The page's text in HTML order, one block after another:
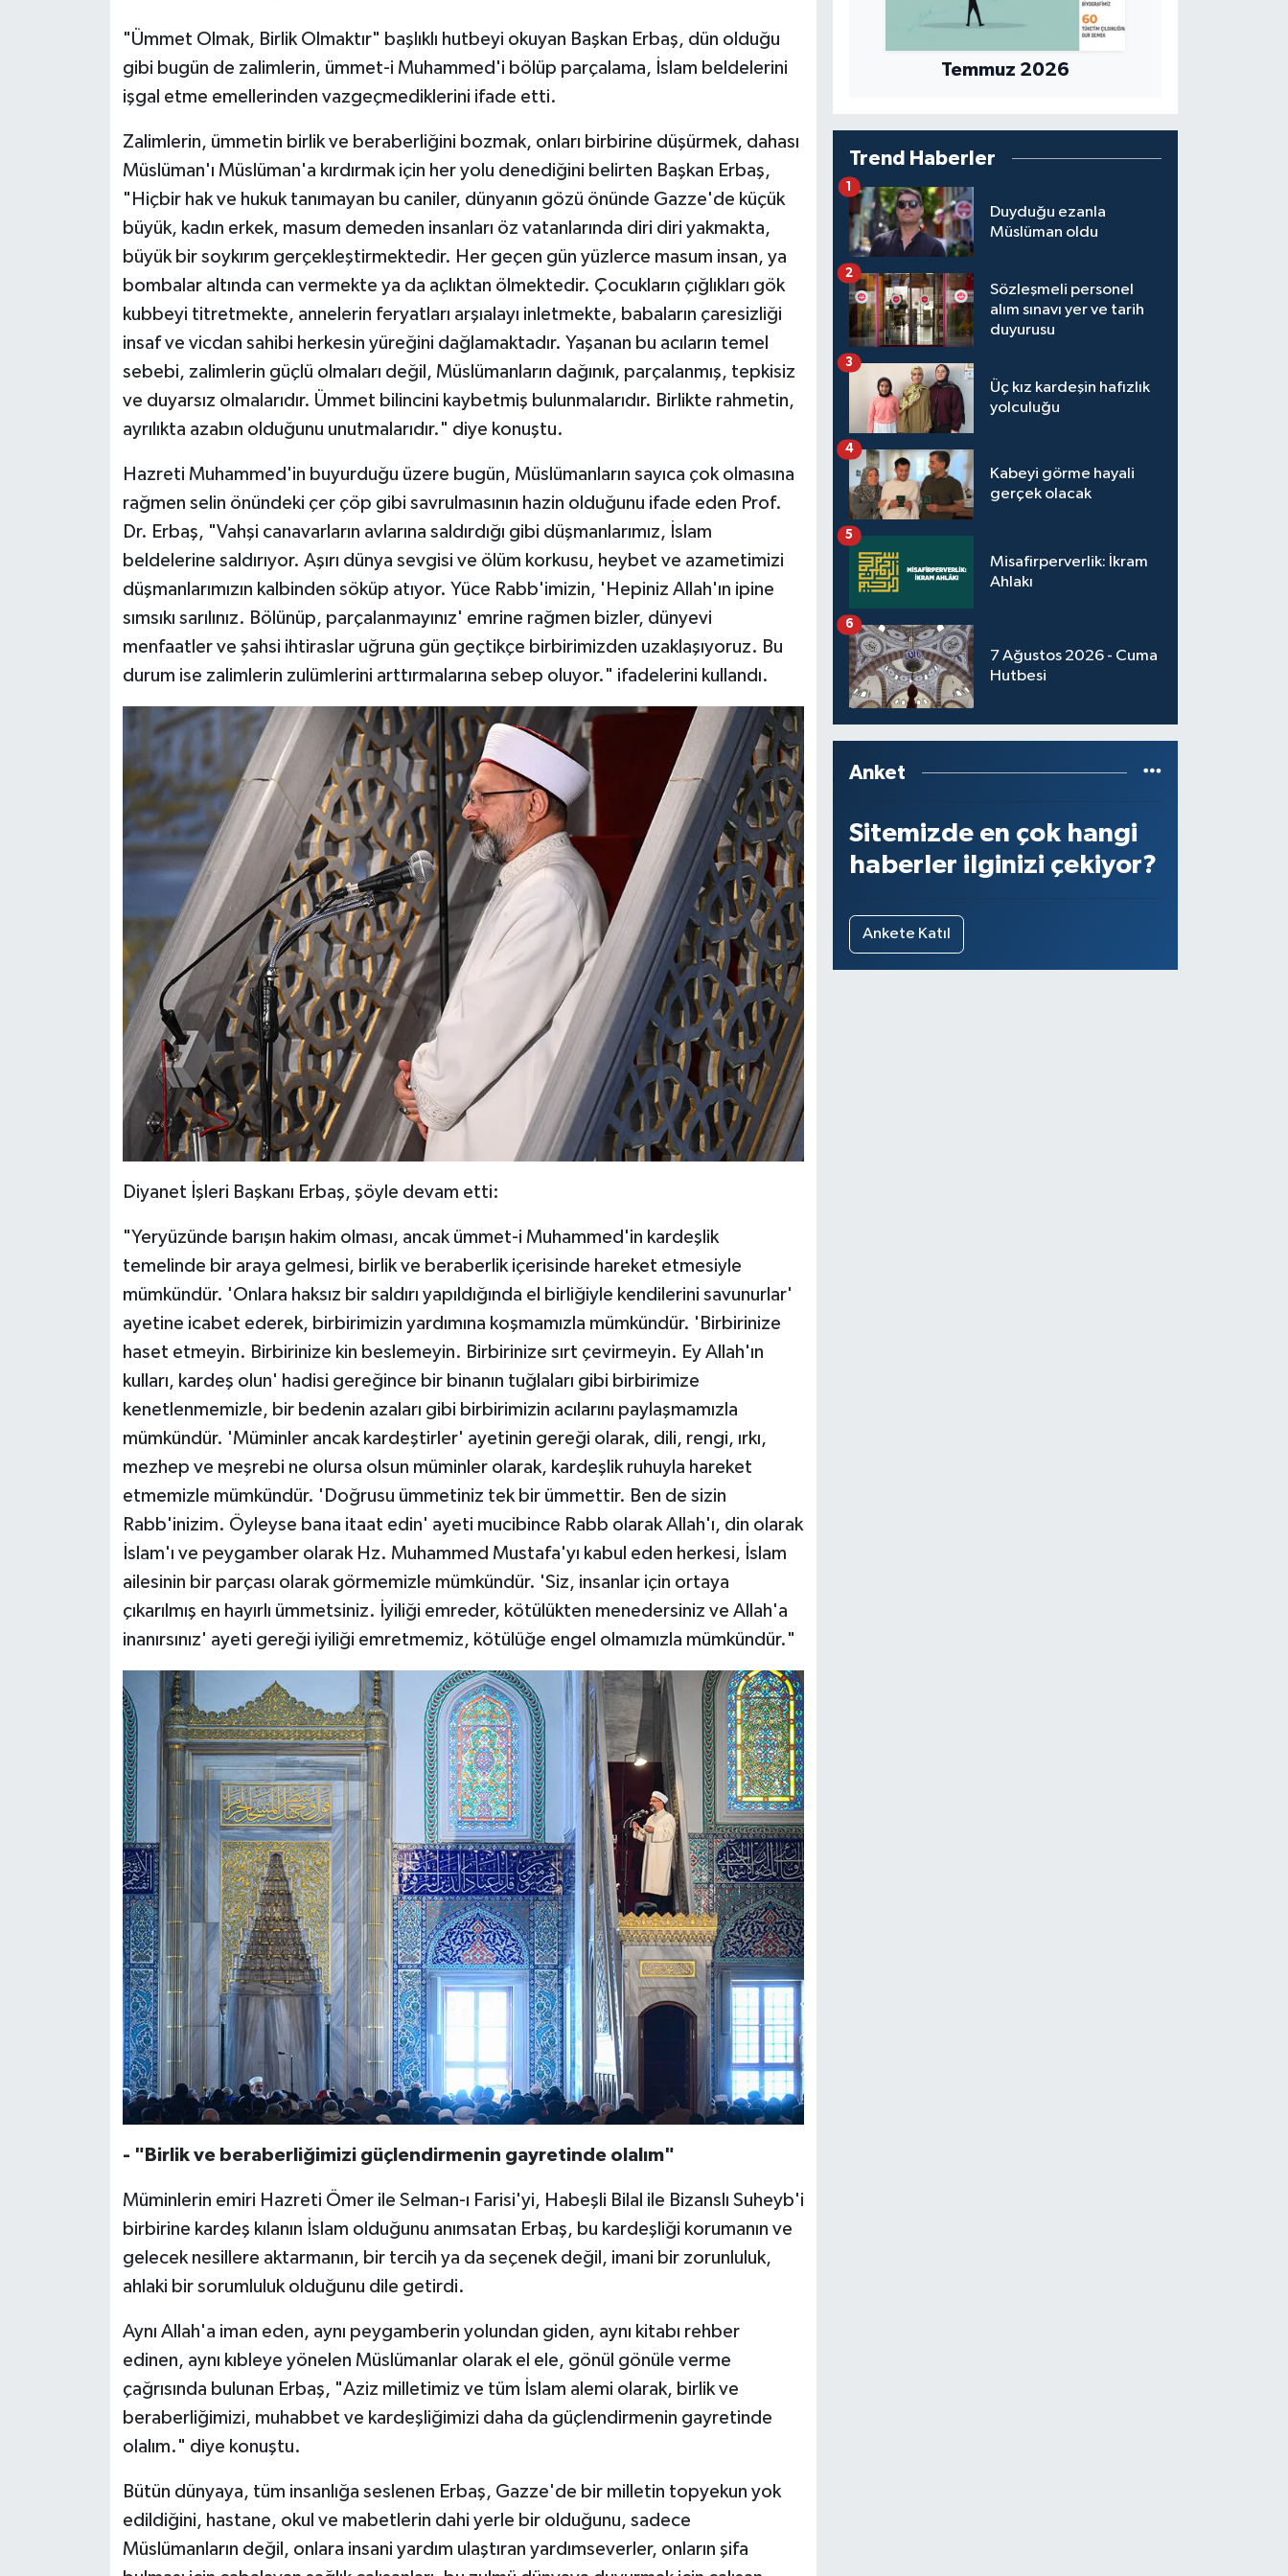
"Ümmet Olmak, Birlik Olmaktır" başlıklı hutbeyi okuyan Başkan Erbaş, dün olduğu
gibi bugün de zalimlerin, ümmet-i Muhammed'i bölüp parçalama, İslam beldelerini
işgal etme emellerinden vazgeçmediklerini ifade etti.
Zalimlerin, ümmetin birlik ve beraberliğini bozmak, onları birbirine düşürmek, dahası
Müslüman'ı Müslüman'a kırdırmak için her yolu denediğini belirten Başkan Erbaş,
"Hiçbir hak ve hukuk tanımayan bu caniler, dünyanın gözü önünde Gazze'de küçük
büyük, kadın erkek, masum demeden insanları öz vatanlarında diri diri yakmakta,
büyük bir soykırım gerçekleştirmektedir. Her geçen gün yüzlerce masum insan, ya
bombalar altında can vermekte ya da açlıktan ölmektedir. Çocukların çığlıkları gök
kubbeyi titretmekte, annelerin feryatları arşıalayı inletmekte, babaların çaresizliği
insaf ve vicdan sahibi herkesin yüreğini dağlamaktadır. Yaşanan bu acıların temel
sebebi, zalimlerin güçlü olmaları değil, Müslümanların dağınık, parçalanmış, tepkisiz
ve duyarsız olmalarıdır. Ümmet bilincini kaybetmiş bulunmalarıdır. Birlikte rahmetin,
ayrılıkta azabın olduğunu unutmalarıdır." diye konuştu.
Hazreti Muhammed'in buyurduğu üzere bugün, Müslümanların sayıca çok olmasına
rağmen selin önündeki çer çöp gibi savrulmasının hazin olduğunu ifade eden Prof.
Dr. Erbaş, "Vahşi canavarların avlarına saldırdığı gibi düşmanlarımız, İslam
beldelerine saldırıyor. Aşırı dünya sevgisi ve ölüm korkusu, heybet ve azametimizi
düşmanlarımızın kalbinden söküp atıyor. Yüce Rabb'imizin, 'Hepiniz Allah'ın ipine
sımsıkı sarılınız. Bölünüp, parçalanmayınız' emrine rağmen bizler, dünyevi
menfaatler ve şahsi ihtiraslar uğruna gün geçtikçe birbirimizden uzaklaşıyoruz. Bu
durum ise zalimlerin zulümlerini arttırmalarına sebep oluyor." ifadelerini kullandı.
Diyanet İşleri Başkanı Erbaş, şöyle devam etti:
"Yeryüzünde barışın hakim olması, ancak ümmet-i Muhammed'in kardeşlik
temelinde bir araya gelmesi, birlik ve beraberlik içerisinde hareket etmesiyle
mümkündür. 'Onlara haksız bir saldırı yapıldığında el birliğiyle kendilerini savunurlar'
ayetine icabet ederek, birbirimizin yardımına koşmamızla mümkündür. 'Birbirinize
haset etmeyin. Birbirinize kin beslemeyin. Birbirinize sırt çevirmeyin. Ey Allah'ın
kulları, kardeş olun' hadisi gereğince bir binanın tuğlaları gibi birbirimize
kenetlenmemizle, bir bedenin azaları gibi birbirimizin acılarını paylaşmamızla
mümkündür. 'Müminler ancak kardeştirler' ayetinin gereği olarak, dili, rengi, ırkı,
mezhep ve meşrebi ne olursa olsun müminler olarak, kardeşlik ruhuyla hareket
etmemizle mümkündür. 'Doğrusu ümmetiniz tek bir ümmettir. Ben de sizin
Rabb'inizim. Öyleyse bana itaat edin' ayeti mucibince Rabb olarak Allah'ı, din olarak
İslam'ı ve peygamber olarak Hz. Muhammed Mustafa'yı kabul eden herkesi, İslam
ailesinin bir parçası olarak görmemizle mümkündür. 'Siz, insanlar için ortaya
çıkarılmış en hayırlı ümmetsiniz. İyiliği emreder, kötülükten menedersiniz ve Allah'a
inanırsınız' ayeti gereği iyiliği emretmemiz, kötülüğe engel olmamızla mümkündür."
- "Birlik ve beraberliğimizi güçlendirmenin gayretinde olalım"
Müminlerin emiri Hazreti Ömer ile Selman-ı Farisi'yi, Habeşli Bilal ile Bizanslı Suheyb'i
birbirine kardeş kılanın İslam olduğunu anımsatan Erbaş, bu kardeşliği korumanın ve
gelecek nesillere aktarmanın, bir tercih ya da seçenek değil, imani bir zorunluluk,
ahlaki bir sorumluluk olduğunu dile getirdi.
Aynı Allah'a iman eden, aynı peygamberin yolundan giden, aynı kitabı rehber
edinen, aynı kıbleye yönelen Müslümanlar olarak el ele, gönül gönüle verme
çağrısında bulunan Erbaş, "Aziz milletimiz ve tüm İslam alemi olarak, birlik ve
beraberliğimizi, muhabbet ve kardeşliğimizi daha da güçlendirmenin gayretinde
olalım." diye konuştu.
Bütün dünyaya, tüm insanlığa seslenen Erbaş, Gazze'de bir milletin topyekun yok
edildiğini, hastane, okul ve mabetlerin dahi yerle bir olduğunu, sadece
Müslümanların değil, onlara insani yardım ulaştıran yardımseverler, onların şifa
Temmuz 2026
Trend Haberler
Duyduğu ezanla
Müslüman oldu
1
Sözleşmeli personel
alım sınavı yer ve tarih
duyurusu
2
Üç kız kardeşin hafızlık
yolculuğu
3
Kabeyi görme hayali
gerçek olacak
4
Misafirperverlik: İkram
Ahlakı
5
7 Ağustos 2026 - Cuma
Hutbesi
6
Anket
Sitemizde en çok hangi
haberler ilginizi çekiyor?
Ankete Katıl
Bitlis Müftülüğü
Bolu Müftülüğü
Burdur Müftülüğü
Bursa Müftülüğü
Çanakkale Müftülüğü
Çankırı Müftülüğü
Çorum Müftülüğü
Diyarbakır Müftülüğü
Düzce Müftülüğü
Edirne Müftülüğü
Elazığ Müftülüğü
Erzurum Müftülüğü
Eskişehir Müftülüğü
Gaziantep Müftülüğü
Giresun Müftülüğü
Gümüşhane Müftülüğü
Hakkari Müftülüğü
Hatay Müftülüğü
Iğdır Müftülüğü
Isparta Müftülüğü
İstanbul Müftülüğü
Karabük Müftülüğü
Karaman Müftülüğü
Kastamonu Müftülüğü
Kayseri Müftülüğü
Kırıkkale Müftülüğü
Kırklareli Müftülüğü
Kocaeli Müftülüğü
Konya Müftülüğü
Kütahya Müftülüğü
Malatya Müftülüğü
Manisa Müftülüğü
Mardin Müftülüğü
Mersin Müftülüğü
Muğla Müftülüğü
Muş Müftülüğü
Nevşehir Müftülüğü
Niğde Müftülüğü
Osmaniye Müftülüğü
Rize Müftülüğü
Sakarya Müftülüğü
Samsun Müftülüğü
Siirt Müftülüğü
Makaleler
Duyurular
Bilim, Teknoloji
Biyografiler
İhtida Haberleri